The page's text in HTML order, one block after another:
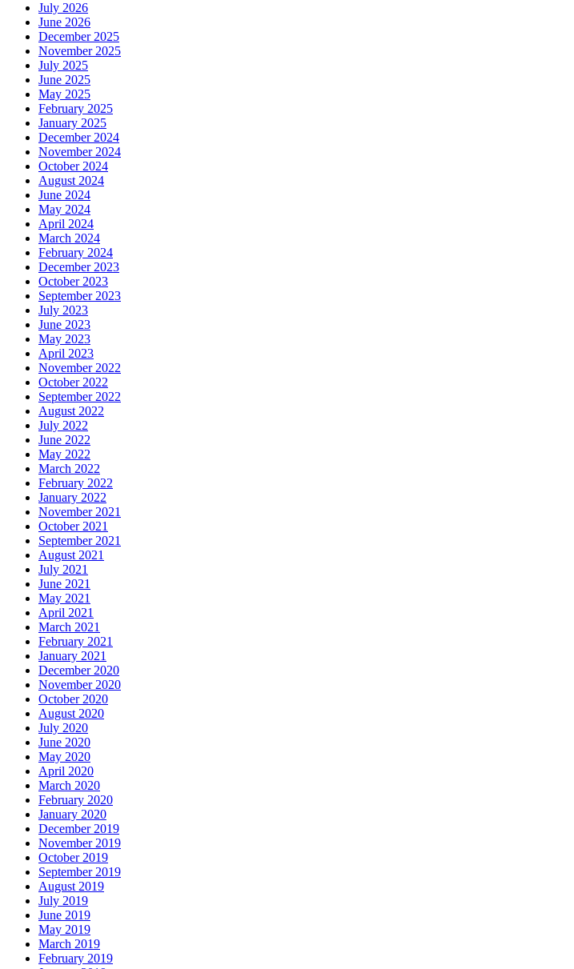
July 2026
June 2026
December 2025
November 2025
July 2025
June 2025
May 2025
February 2025
January 2025
December 2024
November 2024
October 2024
August 2024
June 2024
May 2024
April 2024
March 2024
February 2024
December 2023
October 2023
September 2023
July 2023
June 2023
May 2023
April 2023
November 2022
October 2022
September 2022
August 2022
July 2022
June 2022
May 2022
March 2022
February 2022
January 2022
November 2021
October 2021
September 2021
August 2021
July 2021
June 2021
May 2021
April 2021
March 2021
February 2021
January 2021
December 2020
November 2020
October 2020
August 2020
July 2020
June 2020
May 2020
April 2020
March 2020
February 2020
January 2020
December 2019
November 2019
October 2019
September 2019
August 2019
July 2019
June 2019
May 2019
March 2019
February 2019